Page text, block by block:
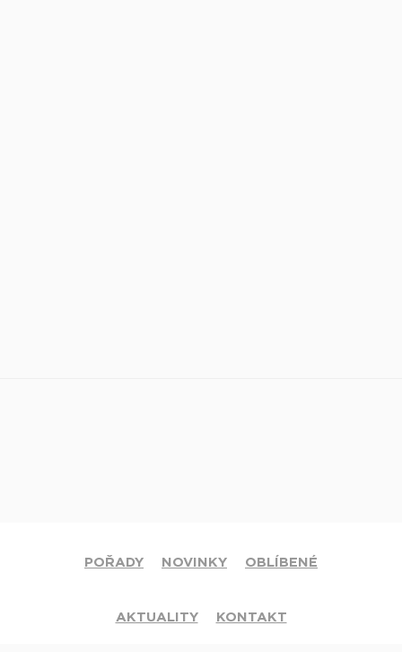
POŘADY NOVINKY OBLÍBENÉ
AKTUALITY KONTAKT